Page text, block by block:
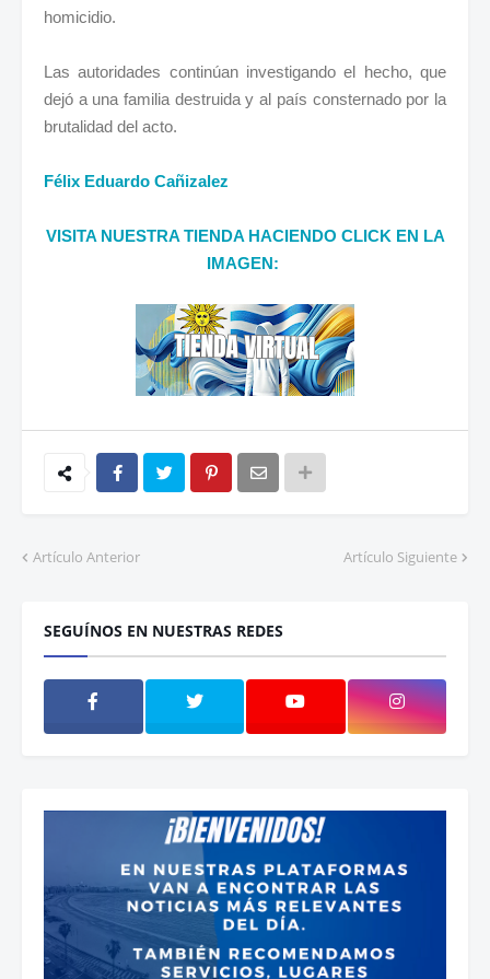
homicidio.
Las autoridades continúan investigando el hecho, que
dejó a una familia destruida y al país consternado por la
brutalidad del acto.
Félix Eduardo Cañizalez
VISITA NUESTRA TIENDA HACIENDO CLICK EN LA
IMAGEN:
Artículo Anterior Artículo Siguiente
SEGUÍNOS EN NUESTRAS REDES